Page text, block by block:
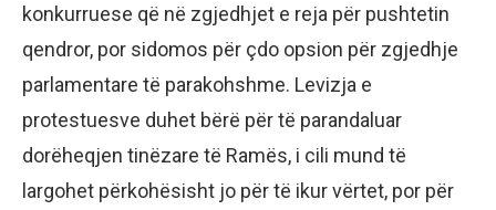
konkurruese që në zgjedhjet e reja për pushtetin
qendror, por sidomos për çdo opsion për zgjedhje
parlamentare të parakohshme. Levizja e
protestuesve duhet bërë për të parandaluar
dorëheqjen tinëzare të Ramës, i cili mund të
largohet përkohësisht jo për të ikur vërtet, por për